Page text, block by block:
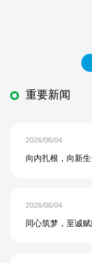
重要新闻
2026/06/04
2026/06/04